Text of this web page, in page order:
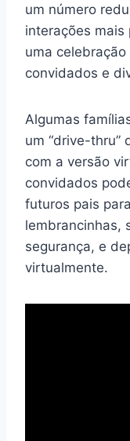
um número
interações mais
uma
convidados e
Algumas
um “drive-thru”
com a versão
convidados
futuros pais
lembrancinhas,
segurança, e
virtualmente.